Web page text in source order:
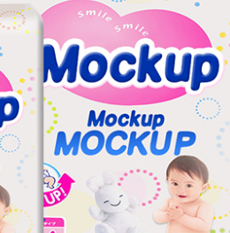
bred vifte af
og er meget